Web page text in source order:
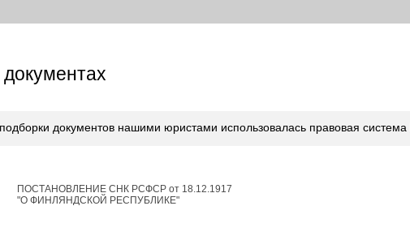
документов нашими юристами использовалась правовая система
ПОСТАНОВЛЕНИЕ СНК РСФСР от 18.12.1917
"О ФИНЛЯНДСКОЙ РЕСПУБЛИКЕ"